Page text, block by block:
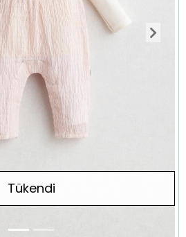
Tükendi